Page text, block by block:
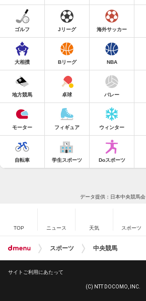
ゴルフ Jリーグ 海外サッカー
大相撲 Bリーグ NBA
地方競馬 卓球 バレー
モーター フィギュア ウィンター
自転車 学生スポーツ Doスポーツ
データ提供：日本中央競馬会
TOP ニュース 天気 スポーツ
スポーツ 中央競馬
サイトご利用にあたって
(C) NTT DOCOMO, INC.